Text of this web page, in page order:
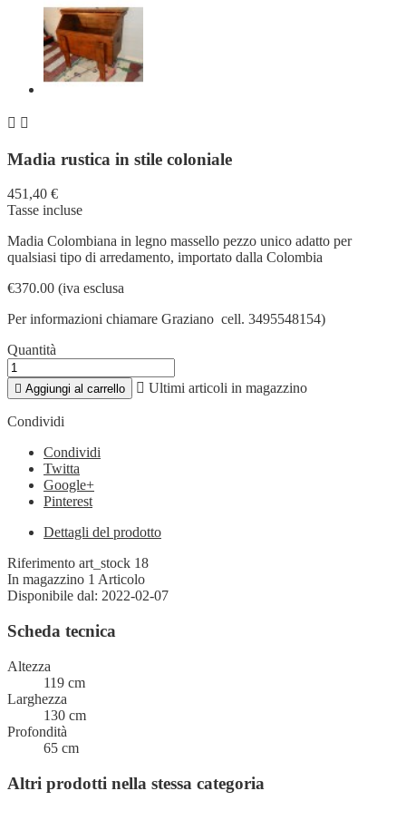
 
Madia rustica in stile coloniale
451,40 €
Tasse incluse
Madia Colombiana in legno massello pezzo unico adatto per
qualsiasi tipo di arredamento, importato dalla Colombia
€370.00 (iva esclusa
Per informazioni chiamare Graziano cell. 3495548154)
Quantità
 Aggiungi al carrello  Ultimi articoli in magazzino
Condividi
Condividi
Twitta
Google+
Pinterest
Dettagli del prodotto
Riferimento art_stock 18
In magazzino 1 Articolo
Disponibile dal: 2022-02-07
Scheda tecnica
Altezza
119 cm
Larghezza
130 cm
Profondità
65 cm
Altri prodotti nella stessa categoria